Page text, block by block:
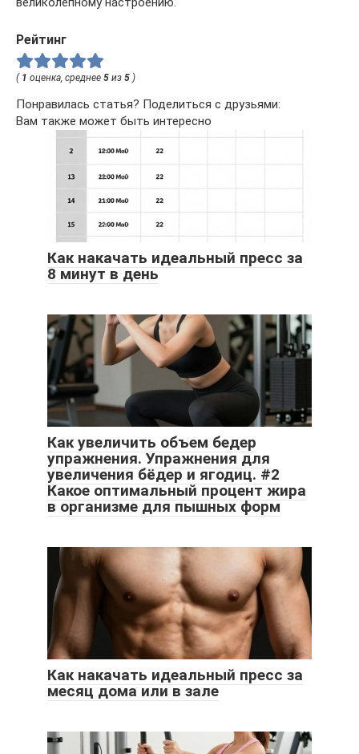
Рейтинг
( 1 оценка, среднее 5 из 5 )
Понравилась статья? Поделиться с друзьями:
Вам также может быть интересно
Как накачать идеальный пресс за
8 минут в день
Как увеличить объем бедер
упражнения. Упражнения для
увеличения бёдер и ягодиц. #2
Какое оптимальный процент жира
в организме для пышных форм
Как накачать идеальный пресс за
месяц дома или в зале